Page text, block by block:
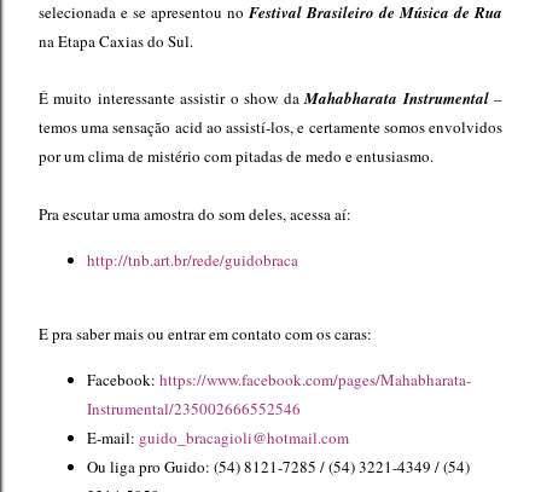
selecionada e se apresentou no Festival Brasileiro de Música de Rua
na Etapa Caxias do Sul.
É muito interessante assistir o show daMahabharata Instrumental–
temos uma sensação acid ao assistí-los, e certamente somos envolvidos
por um clima de mistério com pitadas de medo e entusiasmo.
Pra escutar uma amostra do som deles, acessa aí:
http://tnb.art.br/rede/guidobraca
E pra saber mais ou entrar em contato com os caras:
Facebook: https://www.facebook.com/pages/Mahabharata-
Instrumental/235002666552546
E-mail: guido_bracagioli@hotmail.com
Ou liga pro Guido: (54) 8121-7285 / (54) 3221-4349 / (54)